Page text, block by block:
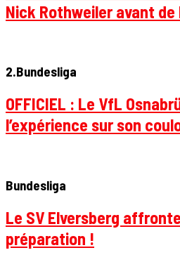
Nick Rothweiler avant
2.Bundesliga
OFFICIEL : Le VfL
l’expérience sur son
Bundesliga
Le SV Elversberg
préparation !